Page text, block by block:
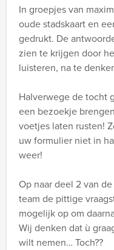
In groepjes van
oude stadskaart en
gedrukt. De
zien te krijgen door
luisteren, na te
Halverwege de tocht
een bezoekje
voetjes laten rusten!
uw formulier niet in
weer!
Op naar deel 2 van
team de pittige
mogelijk op om
Wij denken dat ù
wilt nemen… Toch??